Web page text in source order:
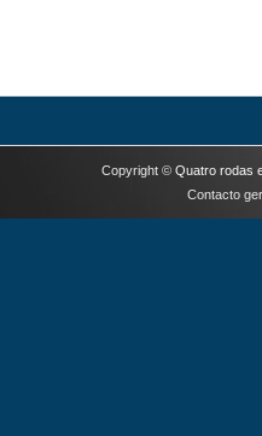
Copyright © Quatro rodas
Contacto